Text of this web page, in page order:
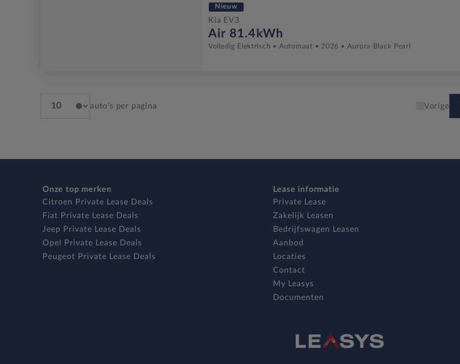
Nieuw
Kia EV3
Air 81.4kWh
Volledig Elektrisch Automaat 2026 Aurora Black Pearl
auto's per pagina Vorige
Onze top merken
Citroen Private Lease Deals
Fiat Private Lease Deals
Jeep Private Lease Deals
Opel Private Lease Deals
Peugeot Private Lease Deals
Lease informatie
Private Lease
Zakelijk Leasen
Bedrijfswagen Leasen
Aanbod
Locaties
Contact
My Leasys
Documenten